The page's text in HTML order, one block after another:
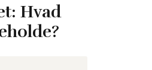
Hvad